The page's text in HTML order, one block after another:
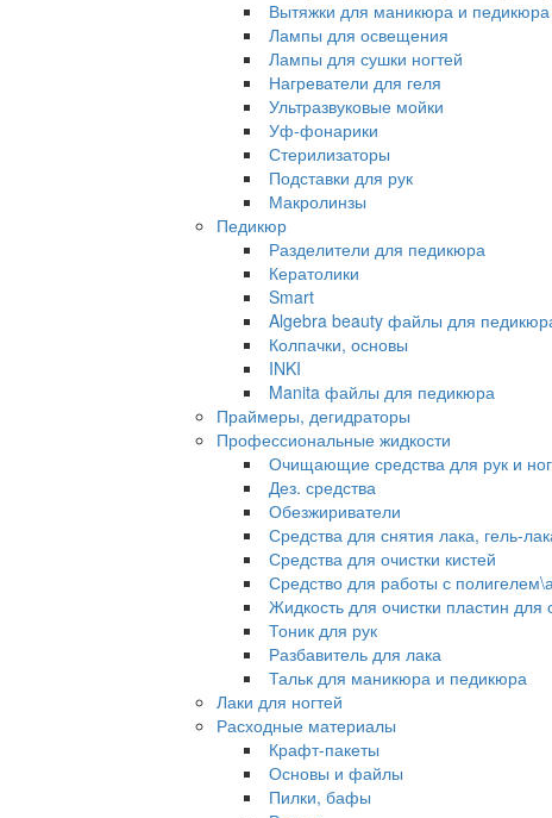
Вытяжки для маникюра и педикюра
Лампы для освещения
Лампы для сушки ногтей
Нагреватели для геля
Ультразвуковые мойки
Уф-фонарики
Стерилизаторы
Подставки для рук
Макролинзы
Педикюр
Разделители для педикюра
Кератолики
Smart
Algebra beauty файлы для
Колпачки, основы
INKI
Manita файлы для педикюра
Праймеры, дегидраторы
Профессиональные жидкости
Очищающие средства для рук и
Дез. средства
Обезжириватели
Средства для снятия лака, гель-
Средства для очистки кистей
Средство для работы с
Жидкость для очистки пластин для
Тоник для рук
Разбавитель для лака
Тальк для маникюра и педикюра
Лаки для ногтей
Расходные материалы
Крафт-пакеты
Основы и файлы
Пилки, бафы